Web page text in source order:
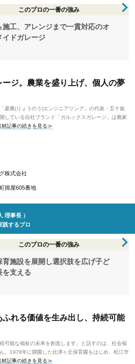
このプロの一番の強み
施工、アレンジまで一貫対応のオ
イドガレージ
ジ。農業を盛り上げ、個人の夢
菱農(りょうのう)エンジニアリング」の代表・五十嵐
している自社ブランド「ガルックスガレージ」は農家
材記事の続きを見る≫
株式会社
揖屋605番地
理事長 ）
践するプロ
このプロの一番の強み
育施設を展開し選択肢を広げ子ど
を支える
れる価値を生み出し、持続可能
可能な福祉の未来を創造します」と話すのは、社会福
。1978年に開園した比津ヶ丘保育園をはじめ、松江市
材記事の続きを見る≫